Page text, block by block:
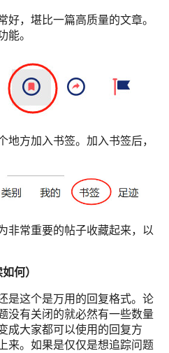
好，堪比一篇高质量的文章。
能。
地方加入书签。加入书签后，
非常重要的帖子收藏起来，以
何）
是这个是万用的回复格式。论
没有关闭的就必然有一些数量
成大家都可以使用的回复方
来。如果是仅仅是想追踪问题